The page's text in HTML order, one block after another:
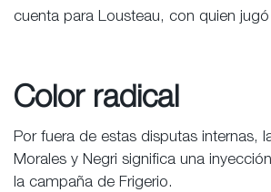
cuenta para Lousteau, con quien
Color radical
Por fuera de estas disputas internas,
Morales y Negri significa una
la campaña de Frigerio.